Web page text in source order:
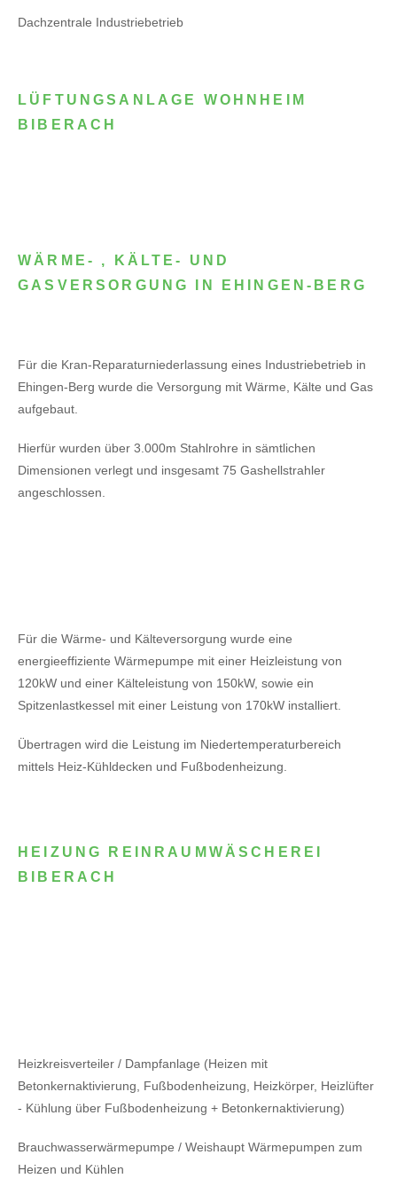
Dachzentrale Industriebetrieb
LÜFTUNGSANLAGE WOHNHEIM
BIBERACH
WÄRME- , KÄLTE- UND
GASVERSORGUNG IN EHINGEN-BERG
Für die Kran-Reparaturniederlassung eines Industriebetrieb in
Ehingen-Berg wurde die Versorgung mit Wärme, Kälte und Gas
aufgebaut.
Hierfür wurden über 3.000m Stahlrohre in sämtlichen
Dimensionen verlegt und insgesamt 75 Gashellstrahler
angeschlossen.
Für die Wärme- und Kälteversorgung wurde eine
energieeffiziente Wärmepumpe mit einer Heizleistung von
120kW und einer Kälteleistung von 150kW, sowie ein
Spitzenlastkessel mit einer Leistung von 170kW installiert.
Übertragen wird die Leistung im Niedertemperaturbereich
mittels Heiz-Kühldecken und Fußbodenheizung.
HEIZUNG REINRAUMWÄSCHEREI
BIBERACH
Heizkreisverteiler / Dampfanlage (Heizen mit
Betonkernaktivierung, Fußbodenheizung, Heizkörper, Heizlüfter
- Kühlung über Fußbodenheizung + Betonkernaktivierung)
Brauchwasserwärmepumpe / Weishaupt Wärmepumpen zum
Heizen und Kühlen